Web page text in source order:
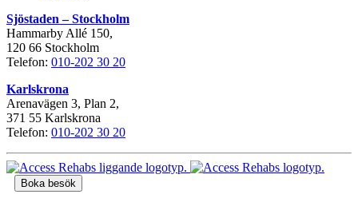
Sjöstaden – Stockholm
Hammarby Allé 150,
120 66 Stockholm
Telefon: 010-202 30 20
Karlskrona
Arenavägen 3, Plan 2,
371 55 Karlskrona
Telefon: 010-202 30 20
Boka besök